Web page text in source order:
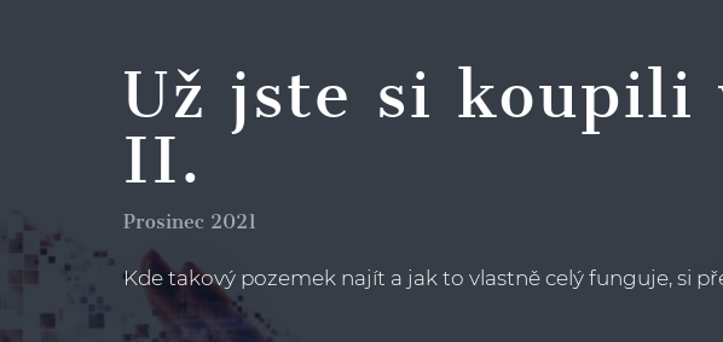
Už jste si
II.
Prosinec 2021
Kde takový pozemek najít a jak to vlastně celý funguje, si